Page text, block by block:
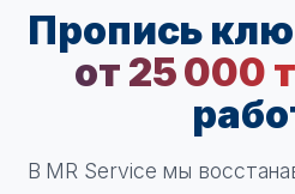
Пропись
от 25 000
В MR Service мы